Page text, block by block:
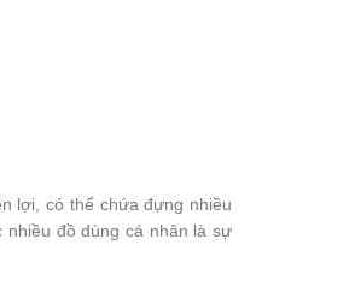
lợi, có thể chứa đựng nhiều
nhiều đồ dùng cá nhân là sự